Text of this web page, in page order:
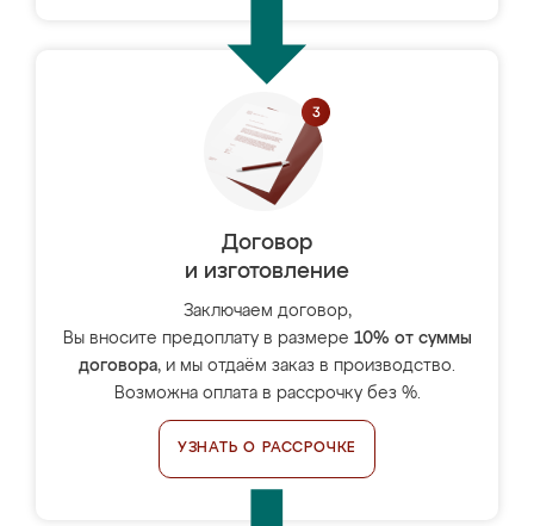
Договор
и изготовление
Заключаем договор,
Вы вносите предоплату в размере 10% от суммы
договора, и мы отдаём заказ в производство.
Возможна оплата в рассрочку без %.
УЗНАТЬ О РАССРОЧКЕ